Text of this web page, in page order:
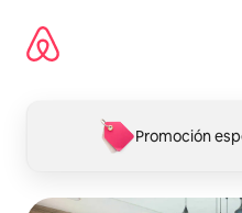
contenido
Promoción